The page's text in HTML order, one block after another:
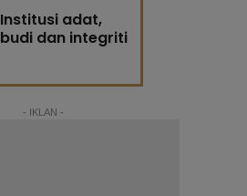
Institusi adat,
budi dan integriti
- IKLAN -